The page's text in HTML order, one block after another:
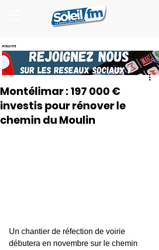
PUBLICITE
Montélimar : 197 000 €
investis pour rénover le
chemin du Moulin
Un chantier de réfection de voirie
débutera en novembre sur le chemin